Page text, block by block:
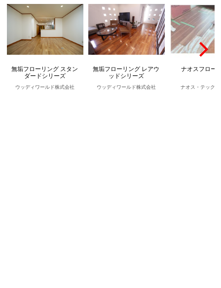
無垢フローリング スタン
ダードシリーズ
ウッディワールド株式会社
無垢フローリング レアウ
ッドシリーズ
ウッディワールド株式会社
ナオスフロー
ナオス・テック株